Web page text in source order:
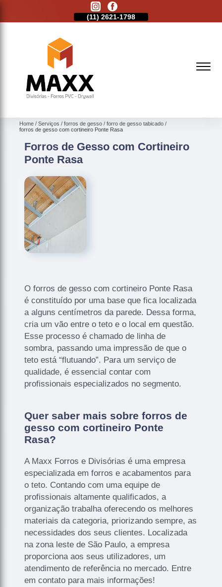
(11)2621-1798
Home Serviços forros de gesso
forro de gesso tabicado
forros de gesso com cortineiro Ponte Rasa
Forros de Gesso com Cortineiro
Ponte Rasa
O forros de gesso com cortineiro Ponte Rasa
é constituído por uma base que fica localizada
a alguns centímetros da parede. Dessa forma,
cria um vão entre o teto e o local em questão.
Esse processo é chamado de linha de
sombra, passando uma impressão de que o
teto está “flutuando”. Para um serviço de
qualidade, é essencial contar com
profissionais especializados no segmento.
Quer saber mais sobre forros de
gesso com cortineiro Ponte
Rasa?
A Maxx Forros e Divisórias é uma empresa
especializada em forros e acabamentos para
o teto. Contando com uma equipe de
profissionais altamente qualificados, a
organização trabalha oferecendo os melhores
materiais da categoria, priorizando sempre, as
necessidades dos seus clientes. Localizada
na zona leste de São Paulo, a empresa
proporciona aos seus utilizadores, um
atendimento de referência no mercado. Entre
em contato para mais informações!